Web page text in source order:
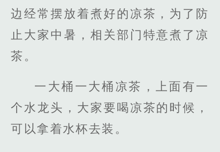
边经常摆放着煮好的凉茶，为了防
止大家中暑，相关部门特意煮了凉
茶。
一大桶一大桶凉茶，上面有一
个水龙头，大家要喝凉茶的时候，
可以拿着水杯去装。